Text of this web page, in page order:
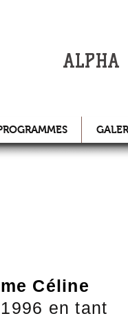
ALPHA
Céline
en tant